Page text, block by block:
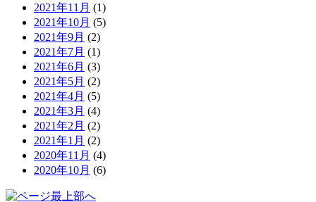
2021年11月 (1)
2021年10月 (5)
2021年9月 (2)
2021年7月 (1)
2021年6月 (3)
2021年5月 (2)
2021年4月 (5)
2021年3月 (4)
2021年2月 (2)
2021年1月 (2)
2020年11月 (4)
2020年10月 (6)